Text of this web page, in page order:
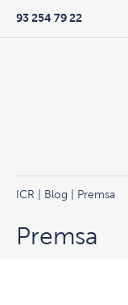
93 254 79 22
ICR Blog | Premsa
Premsa